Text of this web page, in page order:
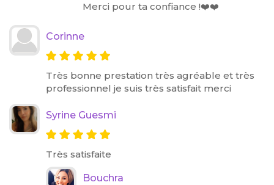
Merci pour ta confiance !❤️❤️
Corinne
Très bonne prestation très agréable et très
professionnel je suis très satisfait merci
Syrine Guesmi
Très satisfaite
Bouchra